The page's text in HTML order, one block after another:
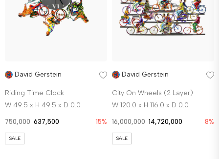
David Gerstein
Riding Time Clock
W 49.5 x H 49.5 x D 0.0
750,000 637,500 15%
SALE
David Gerstein
City On Wheels (2 Layer)
W 120.0 x H 116.0 x D 0.0
16,000,000 14,720,000 8%
SALE